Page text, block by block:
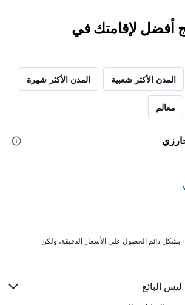
أفضل لإقامتك في
المدن الأكثر شعبية المدن الأكثر شهرة
معالم